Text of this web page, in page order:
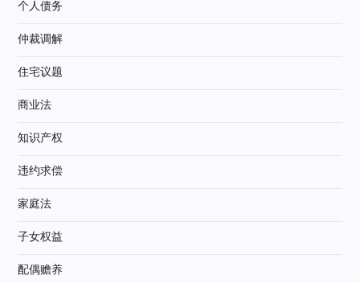
个人债务
仲裁调解
住宅议题
商业法
知识产权
违约求偿
家庭法
子女权益
配偶赡养